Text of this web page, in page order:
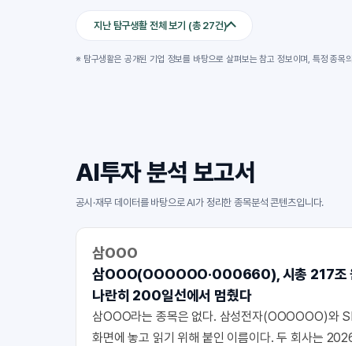
지난 탐구생활 전체 보기 (총 27건)
※ 탐구생활은 공개된 기업 정보를 바탕으로 살펴보는 참고 정보이며, 특정 종목
AI투자 분석 보고서
공시·재무 데이터를 바탕으로 AI가 정리한 종목분석 콘텐츠입니다.
삼OOO
삼OOO(OOOOOO·000660), 시총 217조
나란히 200일선에서 멈췄다
삼OOO라는 종목은 없다. 삼성전자(OOOOOO)와
화면에 놓고 읽기 위해 붙인 이름이다. 두 회사는